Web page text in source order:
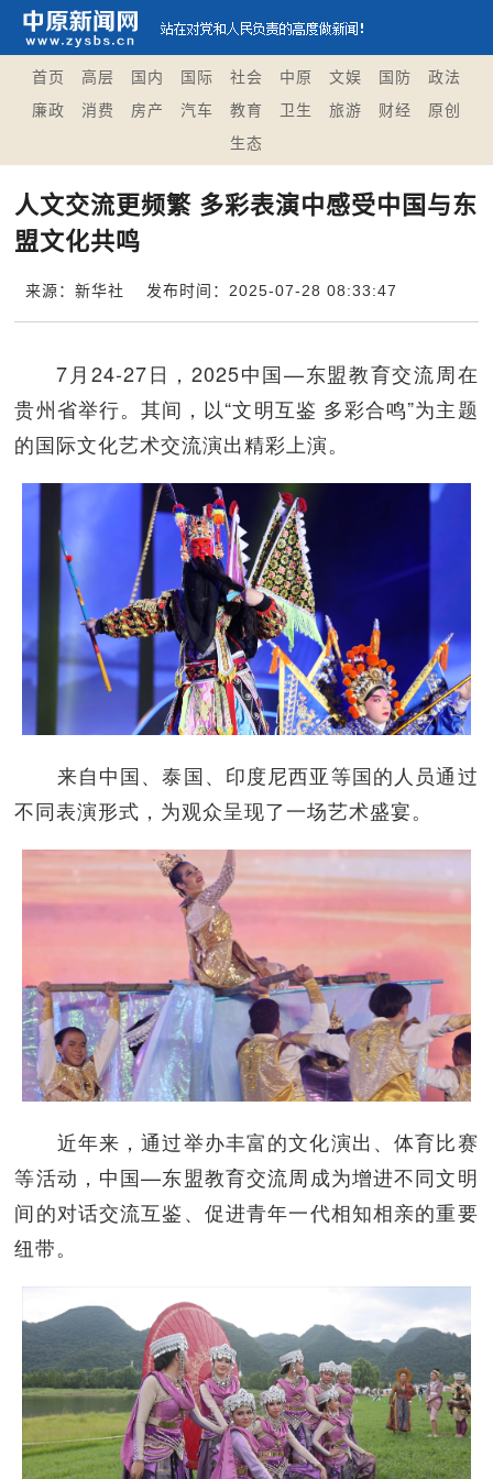
首页 高层 国内 国际 社会 中原 文娱 国防
政法
廉政
消费 房产 汽车 教育 卫生 旅游 财经
原创
生态
人文交流更频繁 多彩表演中感受中国与东
盟文化共鸣
来源：新华社 发布时间：2025-07-28 08:33:47
7月24-27日，2025中国—东盟教育交流周在
贵州省举行。其间，以“文明互鉴 多彩合鸣”为主题
的国际文化艺术交流演出精彩上演。
来自中国、泰国、印度尼西亚等国的人员通过
不同表演形式，为观众呈现了一场艺术盛宴。
近年来，通过举办丰富的文化演出、体育比赛
等活动，中国—东盟教育交流周成为增进不同文明
间的对话交流互鉴、促进青年一代相知相亲的重要
纽带。